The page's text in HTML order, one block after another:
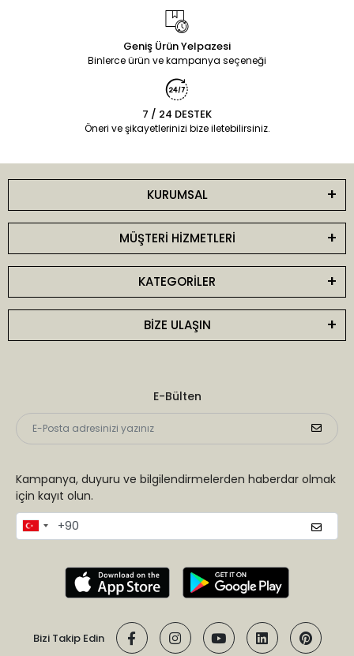
Geniş Ürün Yelpazesi
Binlerce ürün ve kampanya seçeneği
7 / 24 DESTEK
Öneri ve şikayetlerinizi bize iletebilirsiniz.
KURUMSAL
MÜŞTERİ HİZMETLERİ
KATEGORİLER
BİZE ULAŞIN
E-Bülten
Kampanya, duyuru ve bilgilendirmelerden haberdar olmak
için kayıt olun.
Bizi Takip Edin